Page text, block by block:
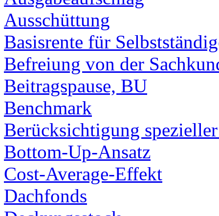
Ausschüttung
Basisrente für
Befreiung von der
Beitragspause, BU
Benchmark
Berücksichtigung
Bottom-Up-Ansatz
Cost-Average-Effekt
Dachfonds